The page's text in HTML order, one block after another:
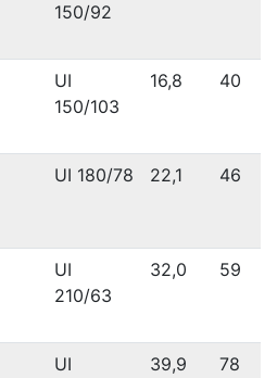
150/92
UI
150/103
16,8 40
UI 180/78 22,1 46
UI
210/63
32,0 59
UI
39,9 78